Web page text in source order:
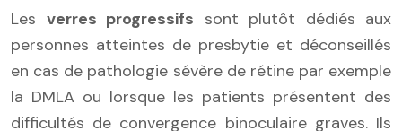
Les verres progressifs sont plutôt dédiés aux
personnes atteintes de presbytie et déconseillés
en cas de pathologie sévère de rétine par exemple
la DMLA ou lorsque les patients présentent des
difficultés de convergence binoculaire graves. Ils